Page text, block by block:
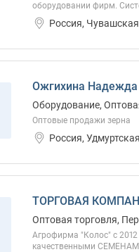
оборудовании фирм.
Россия,
Ожгихина
Оборудование,
Оптовые продажи зерна
Россия,
ТОРГОВАЯ
Оптовая торговля,
Агрофирма "Колос" с
качественными